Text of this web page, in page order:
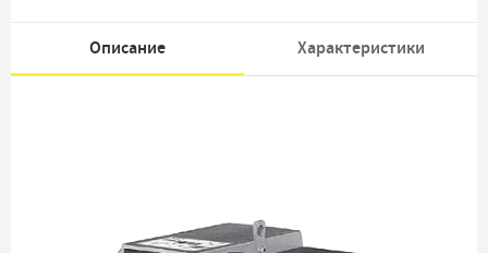
Описание Характеристики